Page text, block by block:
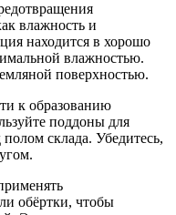
влажность и
находится в хорошо
влажностью.
поверхностью.
к образованию
поддоны для
склада. Убедитесь,
обёртки, чтобы